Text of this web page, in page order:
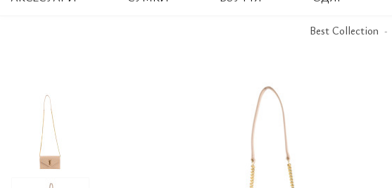
Best Collection